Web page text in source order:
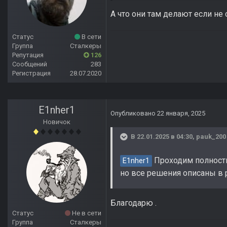
Статус
В сети
Группа
Сталкеры
Репутация
126
Сообщений
283
Регистрация
28.07.2020
А что они там делают если не
E1nher1
Новичок
Статус
Не в сети
Группа
Сталкеры
Опубликовано 22 января, 2025
В 22.01.2025 в 04:30, pauk_200
E1nher1
Проходим
но все решения описаны в
Благодарю .